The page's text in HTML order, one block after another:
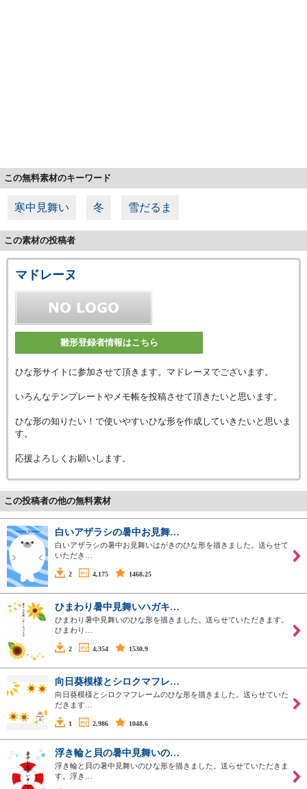
この無料素材のキーワード
寒中見舞い 冬 雪だるま
この素材の投稿者
マドレーヌ
雛形登録者情報はこちら
ひな形サイトに参加させて頂きます。マドレーヌでございます。
いろんなテンプレートやメモ帳を投稿させて頂きたいと思います。
ひな形の知りたい！で使いやすいひな形を作成していきたいと思いま
す。
応援よろしくお願いします。
この投稿者の他の無料素材
白いアザラシの暑中お見舞…
白いアザラシの暑中お見舞いはがきのひな形を描きました。送らせて
いただき…
2 4,175 1468.25
ひまわり暑中見舞いハガキ…
ひまわり暑中見舞いのひな形を描きました。送らせていただきます。
ひまわり…
2 4,354 1530.9
向日葵模様とシロクマフレ…
向日葵模様とシロクマフレームのひな形を描きました。送らせていた
だきます…
1 2,986 1048.6
浮き輪と貝の暑中見舞いの…
浮き輪と貝の暑中見舞いのひな形を描きました。送らせていただきま
す。浮き…